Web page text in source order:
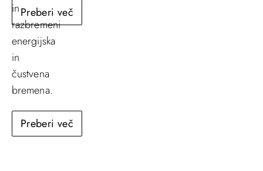
Preberi več
in
razbremeni
energijska
in
čustvena
bremena.
Preberi več